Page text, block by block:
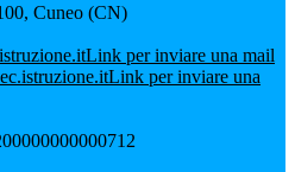
Cuneo (CN)
Link per inviare una mail
Link per inviare una